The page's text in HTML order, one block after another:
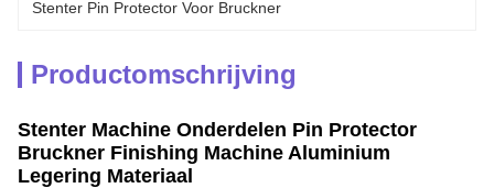
Stenter Pin Protector Voor Bruckner
Productomschrijving
Stenter Machine Onderdelen Pin Protector
Bruckner Finishing Machine Aluminium
Legering Materiaal